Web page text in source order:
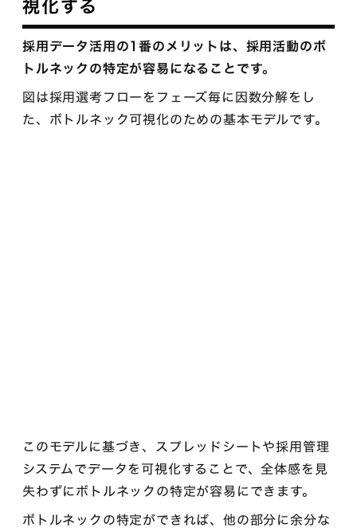
視化する
採用データ活用の1番のメリットは、採用活動のボ
トルネックの特定が容易になることです。
図は採用選考フローをフェーズ毎に因数分解をし
た、ボトルネック可視化のための基本モデルです。
このモデルに基づき、スプレッドシートや採用管理
システムでデータを可視化することで、全体感を見
失わずにボトルネックの特定が容易にできます。
ボトルネックの特定ができれば、他の部分に余分な